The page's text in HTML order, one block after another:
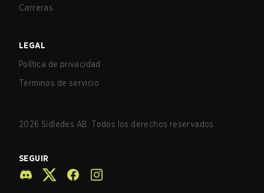
Carreras
LEGAL
Política de privacidad
Términos de servicio
2026 Sidledes AB. Todos los derechos reservados.
SEGUIR